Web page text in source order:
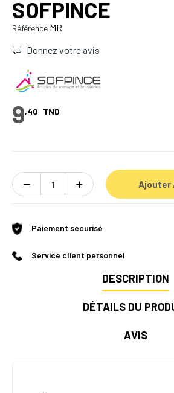
SOFPINCE
Référence MR
Donnez votre avis
9,40 TND
Ajouter
Paiement sécurisé
Service client personnel
DESCRIPTION
DÉTAILS DU
AVIS